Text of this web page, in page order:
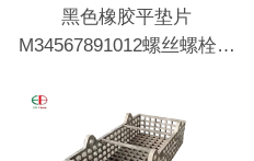
黑色橡胶平垫片
M34567891012螺丝螺栓用